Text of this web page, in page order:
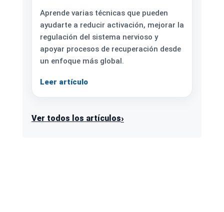
Aprende varias técnicas que pueden
ayudarte a reducir activación, mejorar la
regulación del sistema nervioso y
apoyar procesos de recuperación desde
un enfoque más global.
Leer artículo
Ver todos los artículos›